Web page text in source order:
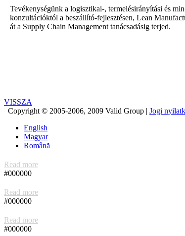
Tevékenységünk a logisztikai-, termelésirányítási és
konzultációktól a beszállító-fejlesztésen, Lean
át a Supply Chain Management tanácsadásig terjed.
VISSZA
Copyright © 2005-2006, 2009 Valid Group | Jogi
English
Magyar
Română
Read more
#000000
Read more
#000000
Read more
#000000